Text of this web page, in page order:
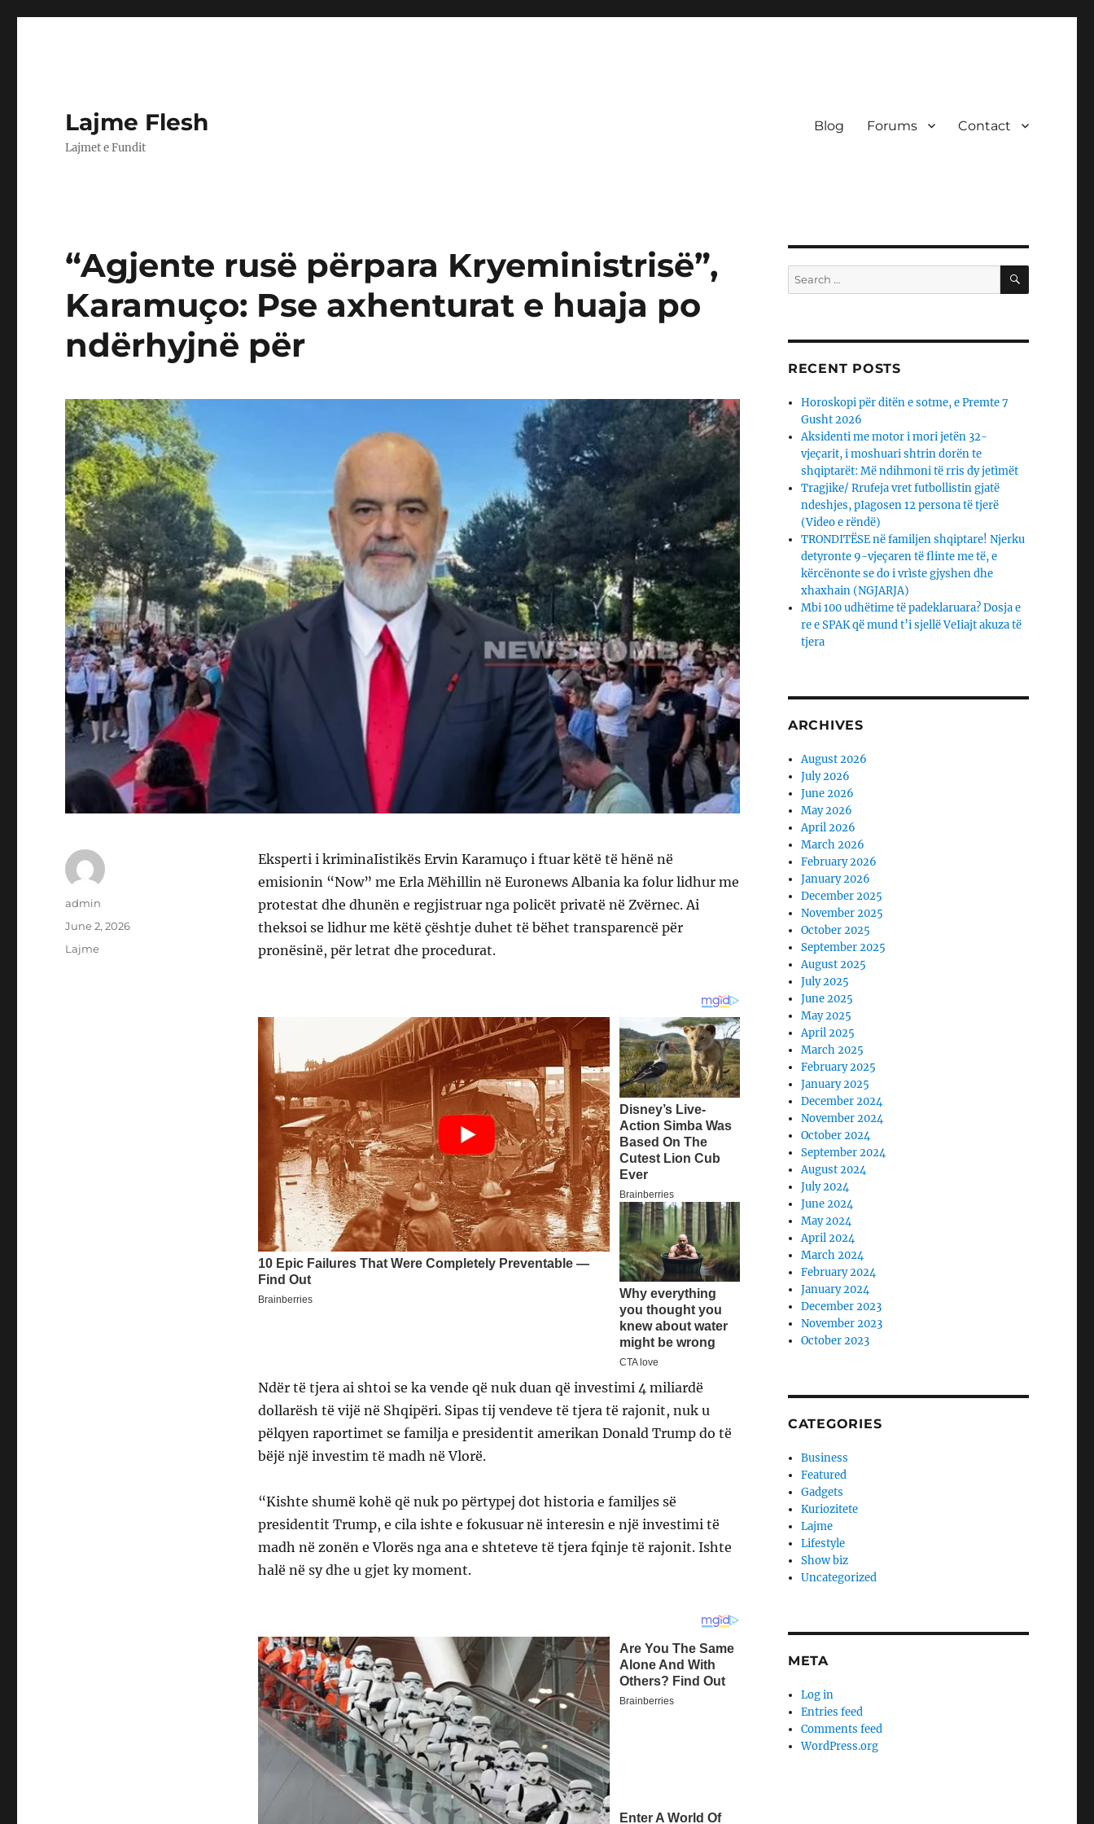
Lajme Flesh
Lajmet e Fundit
Blog Forums Contact
“Agjente rusë përpara Kryeministrisë”,
Karamuço: Pse axhenturat e huaja po
ndërhyjnë për
Eksperti i kriminaIistikës Ervin Karamuço i ftuar këtë të hënë në
emisionin “Now” me Erla Mëhillin në Euronews Albania ka folur lidhur me
protestat dhe dhunën e regjistruar nga policët privatë në Zvërnec. Ai
theksoi se lidhur me këtë çështje duhet të bëhet transparencë për
pronësinë, për letrat dhe procedurat.
Ndër të tjera ai shtoi se ka vende që nuk duan që investimi 4 miliardë
dollarësh të vijë në Shqipëri. Sipas tij vendeve të tjera të rajonit, nuk u
pëlqyen raportimet se familja e presidentit amerikan Donald Trump do të
bëjë një investim të madh në Vlorë.
“Kishte shumë kohë që nuk po përtypej dot historia e familjes së
presidentit Trump, e cila ishte e fokusuar në interesin e një investimi të
madh në zonën e Vlorës nga ana e shteteve të tjera fqinje të rajonit. Ishte
halë në sy dhe u gjet ky moment.
Author
admin
Posted
June 2, 2026
Categories
Lajme
Search
for:
SEARCH
RECENT POSTS
Horoskopi për ditën e sotme, e Premte 7
Gusht 2026
Aksidenti me motor i mori jetën 32-
vjeçarit, i moshuari shtrin dorën te
shqiptarët: Më ndihmoni të rris dy jetìmët
Tragjike/ Rrufeja vret futbollistin gjatë
ndeshjes, pIagosen 12 persona të tjerë
(Video e rëndë)
TRONDITËSE në familjen shqiptare! Njerku
detyronte 9-vjeçaren të flinte me të, e
kërcënonte se do i vrìste gjyshen dhe
xhaxhain (NGJARJA)
Mbi 100 udhëtime të padeklaruara? Dosja e
re e SPAK që mund t’i sjellë VeIiajt akuza të
tjera
ARCHIVES
August 2026
July 2026
June 2026
May 2026
April 2026
March 2026
February 2026
January 2026
December 2025
November 2025
October 2025
September 2025
August 2025
July 2025
June 2025
May 2025
April 2025
March 2025
February 2025
January 2025
December 2024
November 2024
October 2024
September 2024
August 2024
July 2024
June 2024
May 2024
April 2024
March 2024
February 2024
January 2024
December 2023
November 2023
October 2023
CATEGORIES
Business
Featured
Gadgets
Kuriozitete
Lajme
Lifestyle
Show biz
Uncategorized
META
Log in
Entries feed
Comments feed
WordPress.org